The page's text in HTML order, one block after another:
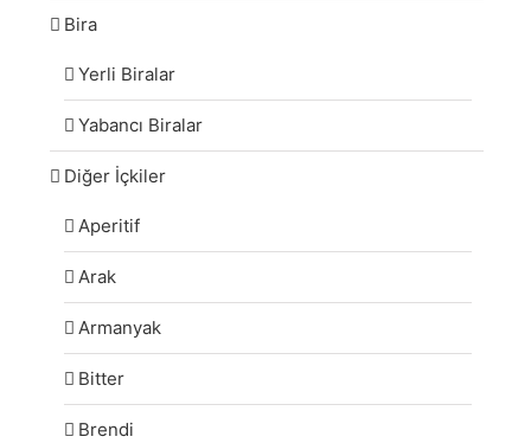
Bira
Yerli Biralar
Yabancı Biralar
Diğer İçkiler
Aperitif
Arak
Armanyak
Bitter
Brendi